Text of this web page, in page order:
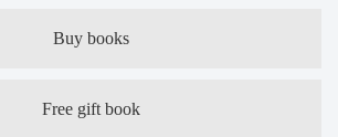
Buy books
Free gift book